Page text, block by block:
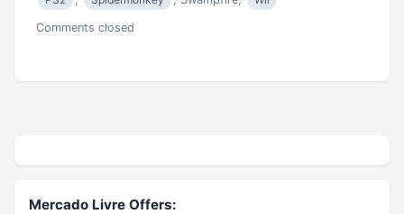
Comments closed
Mercado Livre Offers: